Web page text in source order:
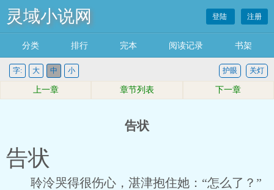
灵域小说网 登陆 注册
分类 排行 完本 阅读记录 书架
字: 大 中 小 关灯
护眼
上一章 章节列表 下一章
告状
告状
聆泠哭得很伤心，湛津抱住她：“怎么了？”